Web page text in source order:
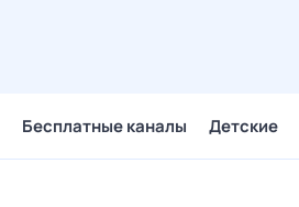
Бесплатные каналы Детские